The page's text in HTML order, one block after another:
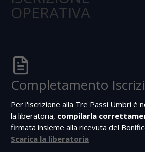
OPERATIVA
Completamento
Per l'iscrizione alla Tre Passi Umbri è
la liberatoria, compilarla
firmata insieme alla ricevuta del
Scarica la liberatoria